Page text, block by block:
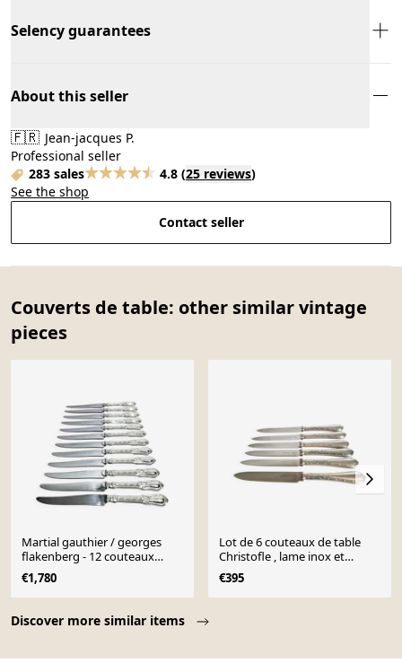
Selency guarantees
About this seller
🇫🇷 Jean-jacques P.
Professional seller
283 sales
4.8 (25 reviews)
See the shop
Contact seller
Couverts de table: other similar vintage
pieces
Discover more similar items
Martial gauthier / georges
flakenberg - 12 couteaux
manches argent
€1,780
Lot de 6 couteaux de table
Christofle , lame inox et
manche en argent
€395